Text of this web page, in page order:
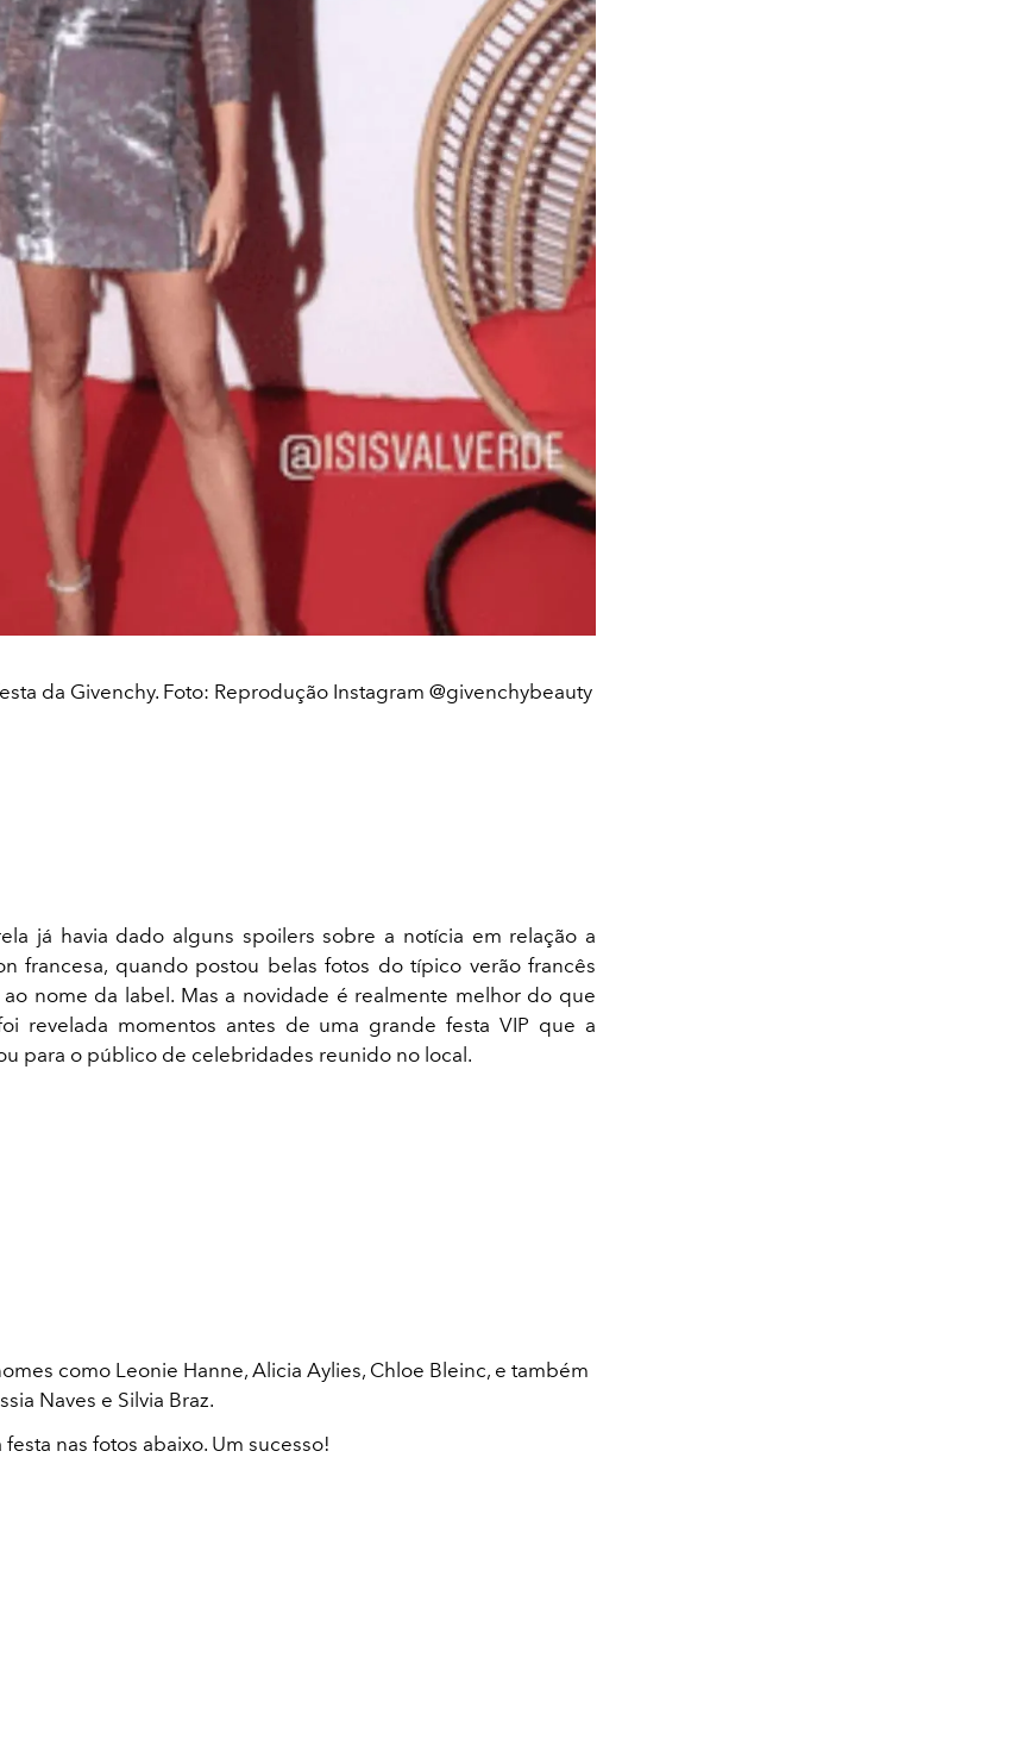
da Givenchy. Foto: Reprodução Instagram @givenchybeauty
já havia dado alguns spoilers sobre a notícia em relação a
francesa, quando postou belas fotos do típico verão francês
nome da label. Mas a novidade é realmente melhor do que
revelada momentos antes de uma grande festa VIP que a
para o público de celebridades reunido no local.
como Leonie Hanne, Alicia Aylies, Chloe Bleinc, e também
Naves e Silvia Braz.
nas fotos abaixo. Um sucesso!